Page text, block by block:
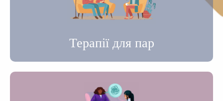
Терапії для пар